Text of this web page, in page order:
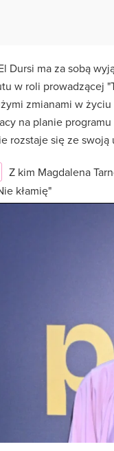
Dursi ma za sobą
w roli prowadzącej
zmianami w
na planie
rozstaje się ze
Z kim Magdalena
kłamię"